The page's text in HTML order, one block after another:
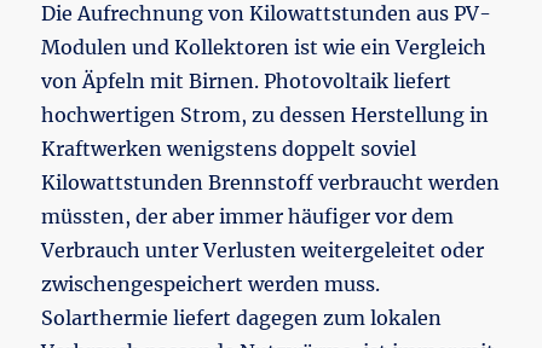
Die Aufrechnung von Kilowattstunden aus PV-
Modulen und Kollektoren ist wie ein Vergleich
von Äpfeln mit Birnen. Photovoltaik liefert
hochwertigen Strom, zu dessen Herstellung in
Kraftwerken wenigstens doppelt soviel
Kilowattstunden Brennstoff verbraucht werden
müssten, der aber immer häufiger vor dem
Verbrauch unter Verlusten weitergeleitet oder
zwischengespeichert werden muss.
Solarthermie liefert dagegen zum lokalen